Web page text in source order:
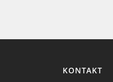
KONTAKT